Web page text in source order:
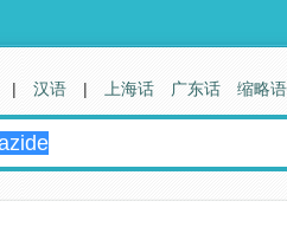
| 汉语 | 上海话 广东话 缩略语